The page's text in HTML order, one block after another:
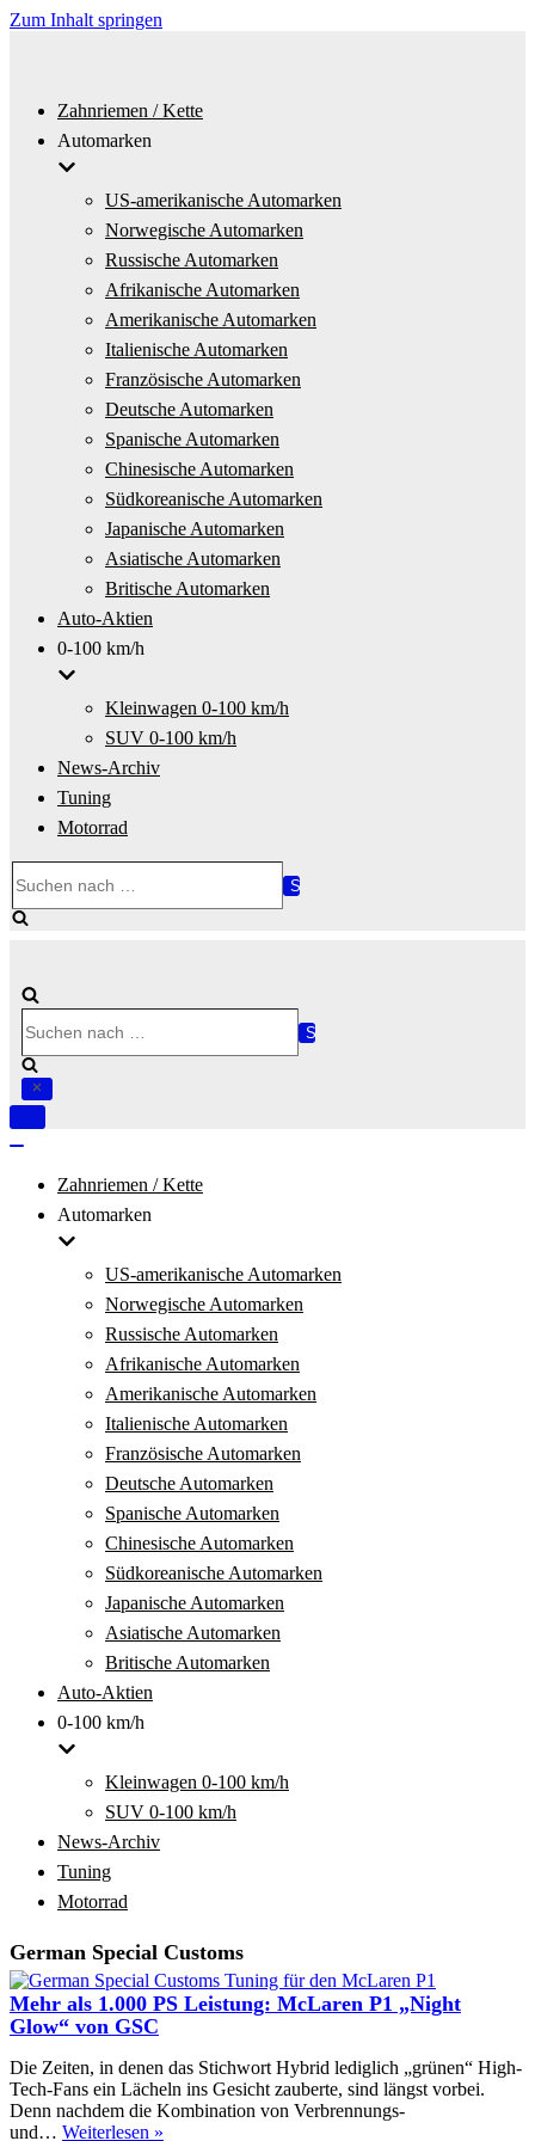
Zum Inhalt springen
Zahnriemen / Kette
Automarken
US-amerikanische Automarken
Norwegische Automarken
Russische Automarken
Afrikanische Automarken
Amerikanische Automarken
Italienische Automarken
Französische Automarken
Deutsche Automarken
Spanische Automarken
Chinesische Automarken
Südkoreanische Automarken
Japanische Automarken
Asiatische Automarken
Britische Automarken
Auto-Aktien
0-100 km/h
Kleinwagen 0-100 km/h
SUV 0-100 km/h
News-Archiv
Tuning
Motorrad
nach …
nach …
Navigation
Zahnriemen / Kette
Automarken
US-amerikanische Automarken
Norwegische Automarken
Russische Automarken
Afrikanische Automarken
Amerikanische Automarken
Italienische Automarken
Französische Automarken
Deutsche Automarken
Spanische Automarken
Chinesische Automarken
Südkoreanische Automarken
Japanische Automarken
Asiatische Automarken
Britische Automarken
Auto-Aktien
0-100 km/h
Kleinwagen 0-100 km/h
SUV 0-100 km/h
News-Archiv
Tuning
Motorrad
German Special Customs
Mehr als 1.000 PS Leistung: McLaren P1 „Night
Glow“ von GSC
Die Zeiten, in denen das Stichwort Hybrid lediglich „grünen“ High-
Tech-Fans ein Lächeln ins Gesicht zauberte, sind längst vorbei.
Denn nachdem die Kombination von Verbrennungs-
und… Weiterlesen »